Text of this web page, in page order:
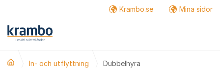
Krambo.se Mina sidor
In- och utflyttning Dubbelhyra